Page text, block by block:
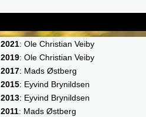
2021: Ole Christian Veiby
2019: Ole Christian Veiby
2017: Mads Østberg
2015: Eyvind Brynildsen
2013: Eyvind Brynildsen
2011: Mads Østberg